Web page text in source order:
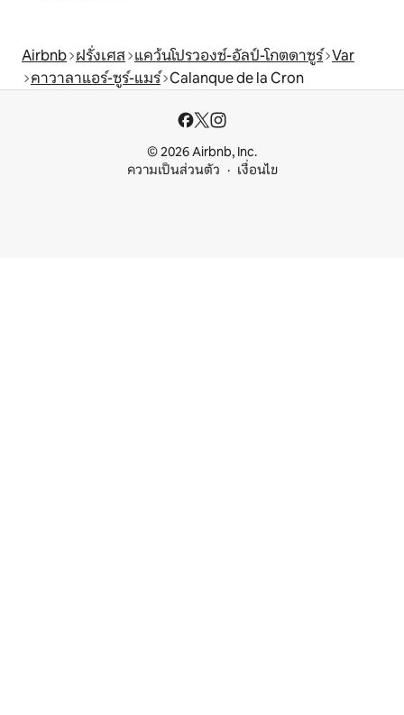
Airbnb ฝรั่งเศส แคว้นโปรวองซ์-อัลป์-โกตดาซูร์ Var
คาวาลาแอร์-ซูร์-แมร์ Calanque de la Cron
© 2026 Airbnb, Inc.
ความเป็นส่วนตัว
เงื่อนไข